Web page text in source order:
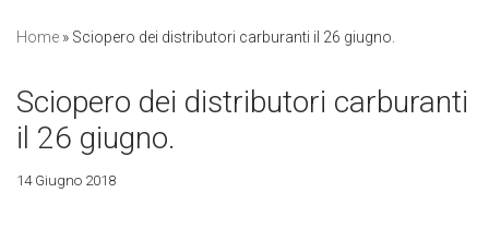
Home » Sciopero dei distributori carburanti il 26 giugno.
Sciopero dei distributori carburanti
il 26 giugno.
14 Giugno 2018